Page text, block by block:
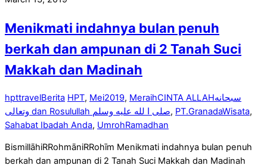
Menikmati indahnya bulan penuh
berkah dan ampunan di 2 Tanah Suci
Makkah dan Madinah
hpttravelBerita HPT, Mei2019, MeraihCINTA ALLAHسبحانه
وتعالى dan Rosulullah صلى ا لله عليه وسلم, PT.GranadaWisata,
Sahabat Ibadah Anda, UmrohRamadhan
BismillāhiRRohmāniRRohīm Menikmati indahnya bulan penuh
berkah dan ampunan di 2 Tanah Suci Makkah dan Madinah